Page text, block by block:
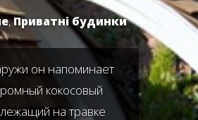
,Приватні будинки
он напоминает
кокосовый
на травке